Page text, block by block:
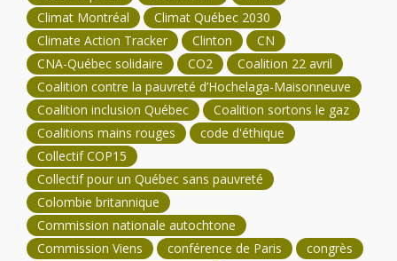
Climat Montréal
Climat Québec 2030
Climate Action Tracker
Clinton
CN
CNA-Québec solidaire
CO2
Coalition 22 avril
Coalition contre la pauvreté d’Hochelaga-Maisonneuve
Coalition inclusion Québec
Coalition sortons le gaz
Coalitions mains rouges
code d'éthique
Collectif COP15
Collectif pour un Québec sans pauvreté
Colombie britannique
Commission nationale autochtone
Commission Viens
conférence de Paris
congrès